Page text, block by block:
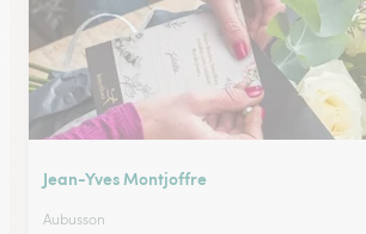
Jean-Yves Montjoffre
Aubusson